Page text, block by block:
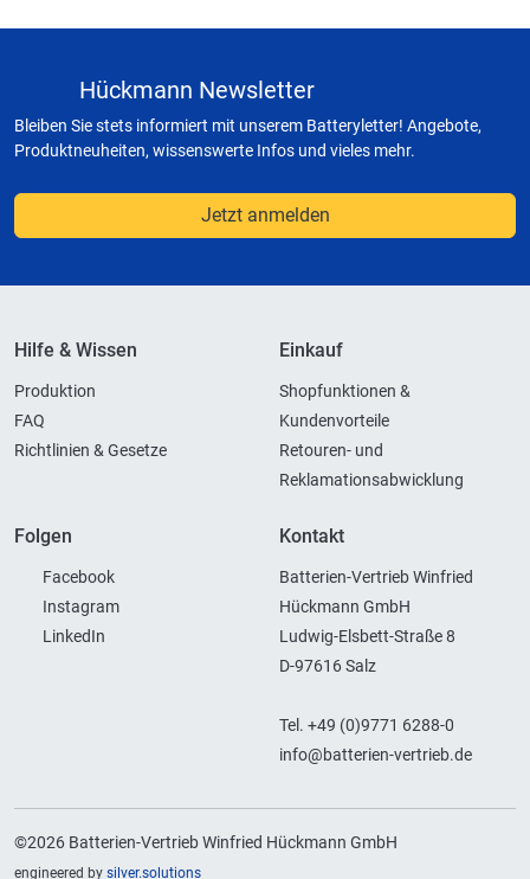
Hückmann Newsletter
Bleiben Sie stets informiert mit unserem Batteryletter! Angebote,
Produktneuheiten, wissenswerte Infos und vieles mehr.
Jetzt anmelden
Hilfe & Wissen
Produktion
FAQ
Richtlinien & Gesetze
Einkauf
Shopfunktionen &
Kundenvorteile
Retouren- und
Reklamationsabwicklung
Folgen
Facebook
Instagram
LinkedIn
Kontakt
Batterien-Vertrieb Winfried
Hückmann GmbH
Ludwig-Elsbett-Straße 8
D-97616 Salz
Tel. +49 (0)9771 6288-0
info@batterien-vertrieb.de
©2026 Batterien-Vertrieb Winfried Hückmann GmbH
engineered by silver.solutions